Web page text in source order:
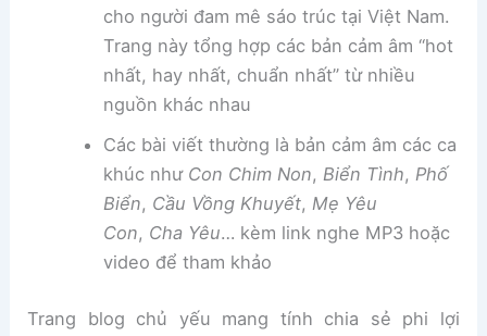
cho người đam mê sáo trúc tại Việt Nam.
Trang này tổng hợp các bản cảm âm “hot
nhất, hay nhất, chuẩn nhất” từ nhiều
nguồn khác nhau
Các bài viết thường là bản cảm âm các ca
khúc như Con Chim Non, Biển Tình, Phố
Biển, Cầu Vồng Khuyết, Mẹ Yêu
Con, Cha Yêu… kèm link nghe MP3 hoặc
video để tham khảo
Trang blog chủ yếu mang tính chia sẻ phi lợi